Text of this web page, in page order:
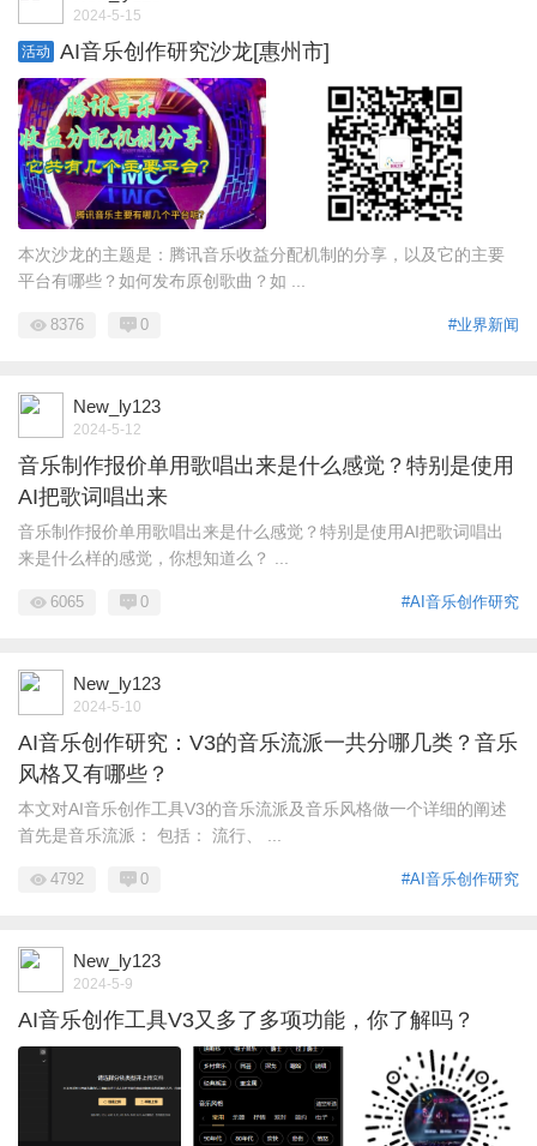
2024-5-15
活动 AI音乐创作研究沙龙[惠州市]
本次沙龙的主题是：腾讯音乐收益分配机制的分享，以及它的主要
平台有哪些？如何发布原创歌曲？如 ...
#业界新闻
8376 0
New_ly123
2024-5-12
音乐制作报价单用歌唱出来是什么感觉？特别是使用
AI把歌词唱出来
音乐制作报价单用歌唱出来是什么感觉？特别是使用AI把歌词唱出
来是什么样的感觉，你想知道么？ ...
#AI音乐创作研究
6065 0
New_ly123
2024-5-10
AI音乐创作研究：V3的音乐流派一共分哪几类？音乐
风格又有哪些？
本文对AI音乐创作工具V3的音乐流派及音乐风格做一个详细的阐述
首先是音乐流派： 包括： 流行、 ...
#AI音乐创作研究
4792 0
New_ly123
2024-5-9
AI音乐创作工具V3又多了多项功能，你了解吗？